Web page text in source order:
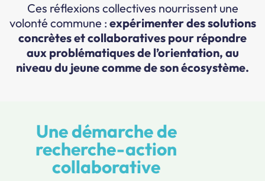
Ces réflexions collectives nourrissent une
volonté commune : expérimenter des solutions
concrètes et collaboratives pour répondre
aux problématiques de l’orientation, au
niveau du jeune comme de son écosystème.
Une démarche de
recherche-action
collaborative